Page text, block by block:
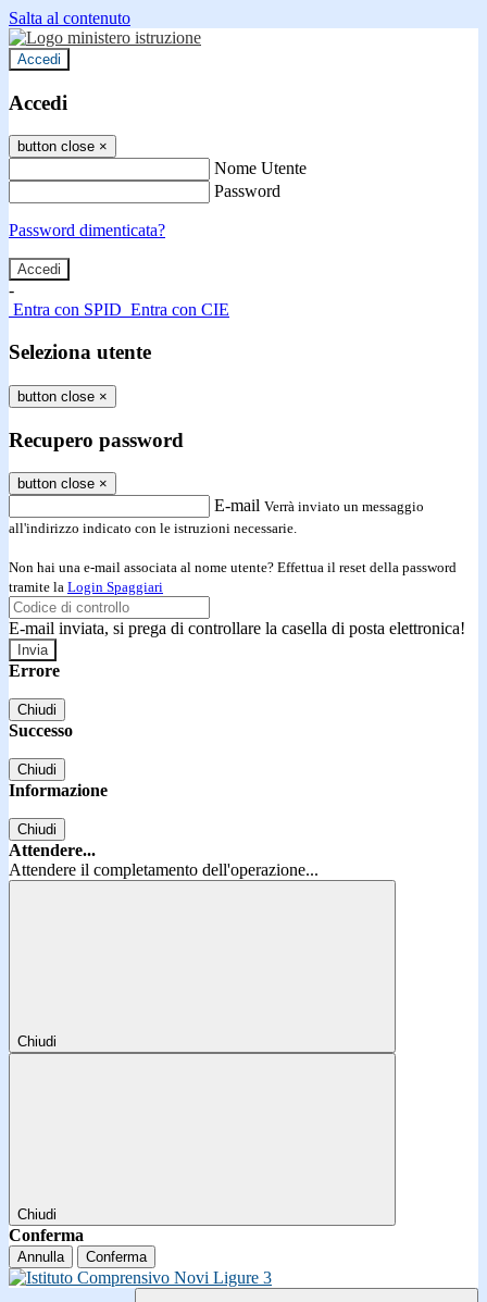
Salta al contenuto
Accedi
Accedi
button close ×
Nome Utente
Password
Password dimenticata?
-
Entra con SPID Entra con CIE
Seleziona utente
button close ×
Recupero password
button close ×
E-mail Verrà inviato un messaggio
all'indirizzo indicato con le istruzioni necessarie.
Non hai una e-mail associata al nome utente? Effettua il reset della password
tramite la Login Spaggiari
E-mail inviata, si prega di controllare la casella di posta elettronica!
Errore
Chiudi
Successo
Chiudi
Informazione
Chiudi
Attendere...
Attendere il completamento dell'operazione...
Chiudi
Chiudi
Conferma
Annulla Conferma